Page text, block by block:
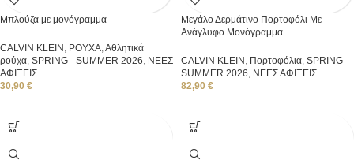
Μπλούζα με μονόγραμμα
CALVIN KLEIN , ΡΟΥΧΑ,Αθλητικά
ρούχα, SPRING - SUMMER 2026, ΝΕΕΣ
ΑΦΙΞΕΙΣ
30,90 €
Μεγάλο Δερμάτινο Πορτοφόλι Με
Ανάγλυφο Μονόγραμμα
CALVIN KLEIN , Πορτοφόλια, SPRING -
SUMMER 2026, ΝΕΕΣ ΑΦΙΞΕΙΣ
82,90 €